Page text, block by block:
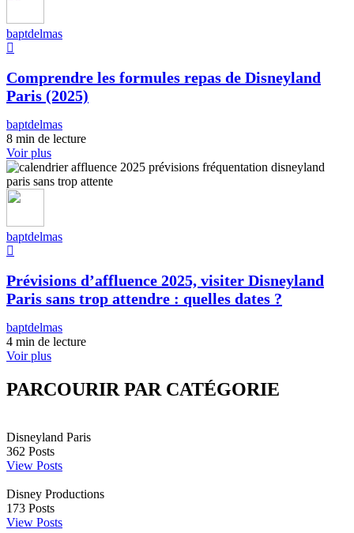
baptdelmas
Comprendre les formules repas de Disneyland
Paris (2025)
baptdelmas
8 min de lecture
Voir plus
baptdelmas
Prévisions d’affluence 2025, visiter Disneyland
Paris sans trop attendre : quelles dates ?
baptdelmas
4 min de lecture
Voir plus
PARCOURIR PAR CATÉGORIE
Disneyland Paris
362 Posts
View Posts
Disney Productions
173 Posts
View Posts